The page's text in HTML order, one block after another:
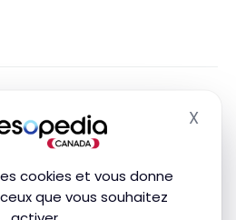
cookies et vous donne
que vous souhaitez
X